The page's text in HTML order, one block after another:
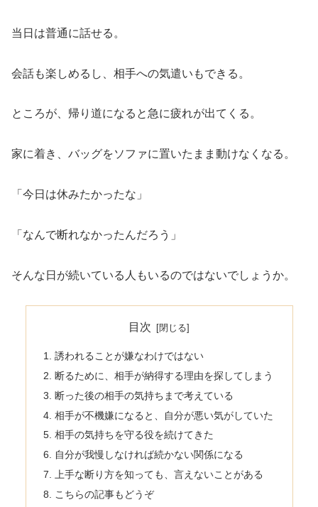
当日は普通に話せる。
会話も楽しめるし、相手への気遣いもできる。
ところが、帰り道になると急に疲れが出てくる。
家に着き、バッグをソファに置いたまま動けなくなる。
「今日は休みたかったな」
「なんで断れなかったんだろう」
そんな日が続いている人もいるのではないでしょうか。
目次
誘われることが嫌なわけではない
断るために、相手が納得する理由を探してしまう
断った後の相手の気持ちまで考えている
相手が不機嫌になると、自分が悪い気がしていた
相手の気持ちを守る役を続けてきた
自分が我慢しなければ続かない関係になる
上手な断り方を知っても、言えないことがある
こちらの記事もどうぞ